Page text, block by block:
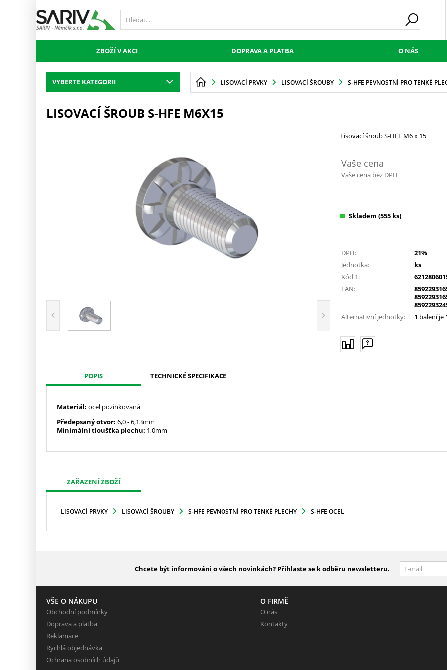
ZBOŽÍ V AKCI DOPRAVA A PLATBA O NÁS
VYBERTE KATEGORII LISOVACÍ PRVKY LISOVACÍ ŠROUBY S-HFE PEVNOSTNÍ PRO TENKÉ
LISOVACÍ ŠROUB S-HFE M6X15
Lisovací šroub S-HFE M6 x 15
Vaše cena
Vaše cena bez DPH
Skladem (555 ks)
DPH:
21%
Jednotka:
ks
Kód 1:
EAN:
Alternativní jednotky:
1 balení je
POPIS TECHNICKÉ SPECIFIKACE
Materiál: ocel pozinkovaná
Předepsaný otvor: 6,0- 6,13mm
Minimální tloušťka plechu: 1,0mm
ZAŘAZENÍ ZBOŽÍ
LISOVACÍ PRVKY LISOVACÍ ŠROUBY S-HFE PEVNOSTNÍ PRO TENKÉ PLECHY S-HFE OCEL
Chcete být informováni o všech novinkách? Přihlaste se k odběru newsletteru.
VŠE O NÁKUPU
Obchodní podmínky
Doprava a platba
Reklamace
Rychlá objednávka
Ochrana osobních údajů
O FIRMĚ
O nás
Kontakty